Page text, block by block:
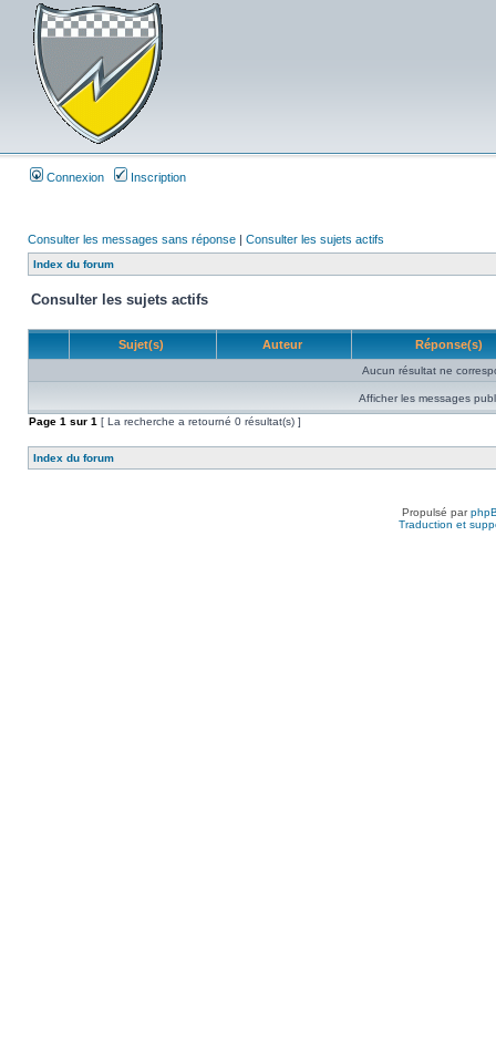
Connexion Inscription
Consulter les messages sans réponse | Consulter les sujets actifs
Index du forum
Consulter les sujets actifs
Sujet(s) Auteur Réponse(s)
Aucun résultat ne
Afficher les messages
Page 1 sur 1 [ La recherche a retourné 0 résultat(s) ]
Index du forum
Propulsé par
Traduction et